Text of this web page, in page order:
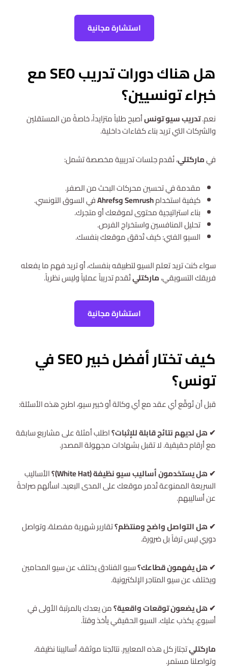
استشارة مجانية
هل هناك دورات تدريب SEO مع
خبراء تونسيين؟
نعم.تدريب سيو تونسأصبح طلباً متزايداً، خاصةً من المستقلين
والشركات التي تريد بناء كفاءات داخلية.
فيماركتلي، نُقدم جلسات تدريبية مخصصة تشمل:
مقدمة في تحسين محركات البحث من الصفر.
كيفية استخدامSemrush وAhrefs
في السوق التونسي.
بناء استراتيجية محتوى لموقعك أو متجرك.
تحليل المنافسين واستخراج الفرص.
السيو الفني: كيف تُدقق موقعك بنفسك.
سواء كنت تريد تعلم السيو لتطبيقه بنفسك، أو تريد فهم ما يفعله
فريقك التسويقي،ماركتليتُقدم تدريباً عملياً وليس نظرياً.
استشارة مجانية
كيف تختار أفضل خبير SEO في
تونس؟
قبل أن تُوقِّع أي عقد مع أي وكالة أو خبير سيو، اطرح هذه الأسئلة:
✔ هل لديهم نتائج قابلة للإثبات؟اطلب أمثلة على مشاريع سابقة
مع أرقام حقيقية. لا تقبل بشهادات مجهولة المصدر.
✔ هل يستخدمون أساليب سيو نظيفة (White Hat)؟
الأساليب
السريعة الممنوعة تُدمر موقعك على المدى البعيد. اسألهم صراحةً
عن أساليبهم.
✔ هل التواصل واضح ومنتظم؟تقارير شهرية مفصلة، وتواصل
دوري ليس ترفاً بل ضرورة.
✔ هل يفهمون قطاعك؟سيو الفنادق يختلف عن سيو المحامين
ويختلف عن سيو المتاجر الإلكترونية.
✔ هل يضعون توقعات واقعية؟من يعدك بالمرتبة الأولى في
أسبوع، يكذب عليك. السيو الحقيقي يأخذ وقتاً.
ماركتليتجتاز كل هذه المعايير. نتائجنا موثقة، أساليبنا نظيفة،
وتواصلنا مستمر.